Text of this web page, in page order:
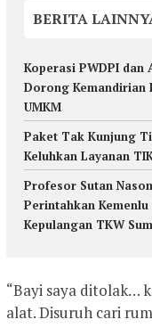
BERITA
Koperasi PWDPI dan
Dorong Kemandirian
UMKM
Paket Tak Kunjung
Keluhkan Layanan
Profesor Sutan
Perintahkan
Kepulangan TKW
“Bayi saya ditolak…
alat. Disuruh cari